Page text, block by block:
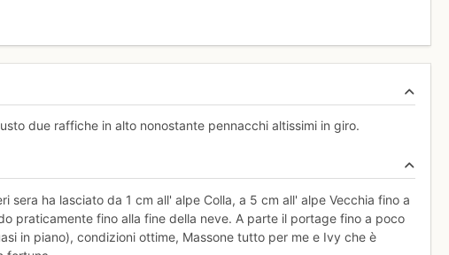
due raffiche in alto nonostante pennacchi altissimi in giro.
sera ha lasciato da 1 cm all' alpe Colla, a 5 cm all' alpe Vecchia fino a
praticamente fino alla fine della neve. A parte il portage fino a poco
in piano), condizioni ottime, Massone tutto per me e Ivy che è